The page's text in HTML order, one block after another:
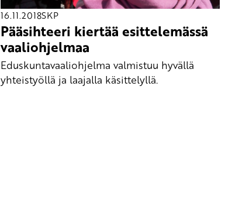
16.11.2018SKP
Pääsihteeri kiertää esittelemässä
vaaliohjelmaa
Eduskuntavaaliohjelma valmistuu hyvällä
yhteistyöllä ja laajalla käsittelyllä.